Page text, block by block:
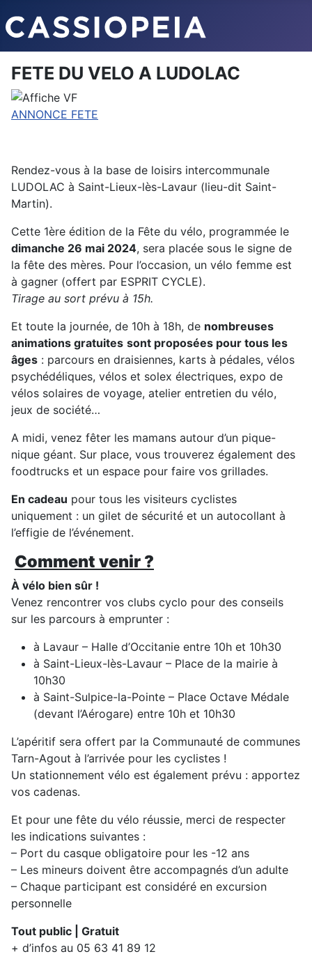
FETE DU VELO A LUDOLAC
ANNONCE FETE
Rendez-vous à la base de loisirs intercommunale
LUDOLAC à Saint-Lieux-lès-Lavaur (lieu-dit Saint-
Martin).
Cette 1ère édition de la Fête du vélo, programmée le
dimanche 26 mai 2024, sera placée sous le signe de
la fête des mères. Pour l’occasion, un vélo femme est
à gagner (offert par ESPRIT CYCLE).
Tirage au sort prévu à 15h.
Et toute la journée, de 10h à 18h, de nombreuses
animations gratuites sont proposées pour tous les
âges : parcours en draisiennes, karts à pédales, vélos
psychédéliques, vélos et solex électriques, expo de
vélos solaires de voyage, atelier entretien du vélo,
jeux de société…
A midi, venez fêter les mamans autour d’un pique-
nique géant. Sur place, vous trouverez également des
foodtrucks et un espace pour faire vos grillades.
En cadeau pour tous les visiteurs cyclistes
uniquement : un gilet de sécurité et un autocollant à
l’effigie de l’événement.
Comment venir ?
À vélo bien sûr !
Venez rencontrer vos clubs cyclo pour des conseils
sur les parcours à emprunter :
à Lavaur – Halle d’Occitanie entre 10h et 10h30
à Saint-Lieux-lès-Lavaur – Place de la mairie à
10h30
à Saint-Sulpice-la-Pointe – Place Octave Médale
(devant l’Aérogare) entre 10h et 10h30
L’apéritif sera offert par la Communauté de communes
Tarn-Agout à l’arrivée pour les cyclistes !
Un stationnement vélo est également prévu : apportez
vos cadenas.
Et pour une fête du vélo réussie, merci de respecter
les indications suivantes :
– Port du casque obligatoire pour les -12 ans
– Les mineurs doivent être accompagnés d’un adulte
– Chaque participant est considéré en excursion
personnelle
Tout public | Gratuit
+ d’infos au 05 63 41 89 12